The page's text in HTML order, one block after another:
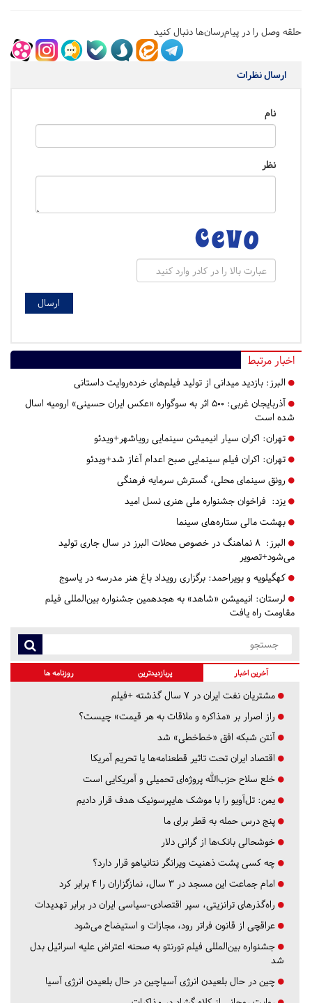
حلقه وصل را در پیام‌رسان‌ها دنبال کنید
ارسال نظرات
نام
نظر
اخبار مرتبط
البرز: بازدید میدانی از تولید فیلم‌های خرده‌روایت داستانی
آذربایجان غربی:
۵۰۰ اثر به سوگواره «عکس ایران حسینی» ارومیه اسال
شده است
تهران: اکران سیار انیمیشن سینمایی رویاشهر+ویدئو
تهران: اکران فیلم سینمایی صبح اعدام آغاز شد+ویدئو
رونق سینمای محلی، گسترش سرمایه فرهنگی
یزد: فراخوان جشنواره ملی هنری نسل امید
بهشت مالی ستاره‌های سینما
البرز:
۸ نماهنگ در خصوص محلات البرز در سال جاری تولید
می‌شود+تصویر
کهگیلویه و بویراحمد: برگزاری رویداد باغ هنر مدرسه در یاسوج
لرستان: انیمیشن «شاهد» به هجدهمین جشنواره بین‌المللی فیلم
مقاومت راه یافت
آخرین اخبار پربازدیدترین روزنامه ها
مشتریان نفت ایران در ۷ سال گذشته +فیلم
راز اصرار بر «مذاکره و ملاقات به هر قیمت» چیست؟
آنتن شبکه افق «خط‌خطی» شد
اقتصاد ایران تحت تاثیر قطعنامه‌ها یا تحریم‌ آمریکا
خلع سلاح حزب‌الله پروژه‌ای تحمیلی و آمریکایی است
یمن: تل‌آویو را با موشک هایپرسونیک هدف قرار دادیم
پنج درس‌ حمله به قطر برای ما
خوشحالی بانک‌ها از گرانی دلار
چه کسی پشت ذهنیت ویرانگر نتانیاهو قرار دارد؟
امام جماعت این مسجد در ۳ سال، نمازگزاران را ۴ برابر کرد
راه‌گذرهای ترانزیتی، سپر اقتصادی-سیاسی ایران در برابر تهدیدات
عراقچی از قانون فراتر رود، مجازات و استیضاح می‌شود
جشنواره بین‌المللی فیلم تورنتو به صحنه اعتراض علیه اسرائیل بدل
شد
چین در حال بلعیدن انرژی آسیاچین در حال بلعیدن انرژی آسیا